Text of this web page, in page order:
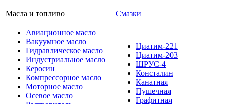
Масла и топливо Смазки
Авиационное масло
Вакуумное масло
Гидравлическое масло
Индустриальное масло
Керосин
Компрессорное масло
Моторное масло
Осевое масло
Циатим-221
Циатим-203
ШРУС-4
Консталин
Канатная
Пушечная
Графитная